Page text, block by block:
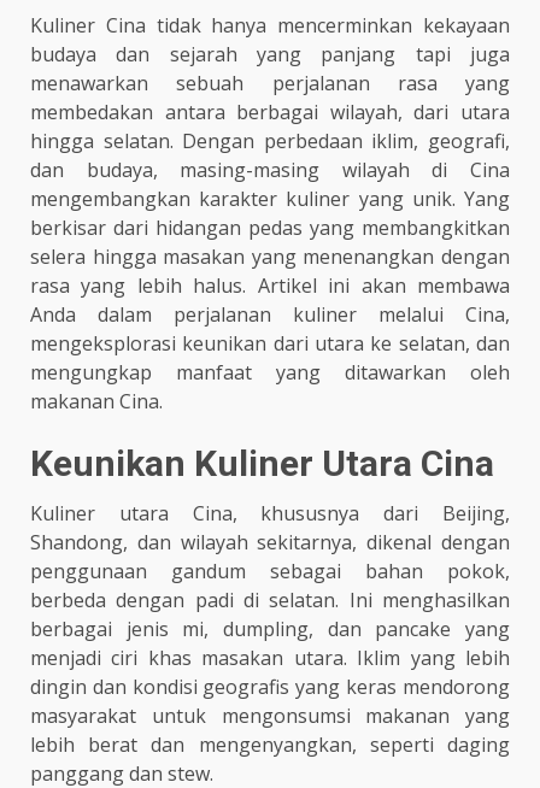
Kuliner Cina tidak hanya mencerminkan kekayaan
budaya dan sejarah yang panjang tapi juga
menawarkan sebuah perjalanan rasa yang
membedakan antara berbagai wilayah, dari utara
hingga selatan. Dengan perbedaan iklim, geografi,
dan budaya, masing-masing wilayah di Cina
mengembangkan karakter kuliner yang unik. Yang
berkisar dari hidangan pedas yang membangkitkan
selera hingga masakan yang menenangkan dengan
rasa yang lebih halus. Artikel ini akan membawa
Anda dalam perjalanan kuliner melalui Cina,
mengeksplorasi keunikan dari utara ke selatan, dan
mengungkap manfaat yang ditawarkan oleh
makanan Cina.
Keunikan Kuliner Utara Cina
Kuliner utara Cina, khususnya dari Beijing,
Shandong, dan wilayah sekitarnya, dikenal dengan
penggunaan gandum sebagai bahan pokok,
berbeda dengan padi di selatan. Ini menghasilkan
berbagai jenis mi, dumpling, dan pancake yang
menjadi ciri khas masakan utara. Iklim yang lebih
dingin dan kondisi geografis yang keras mendorong
masyarakat untuk mengonsumsi makanan yang
lebih berat dan mengenyangkan, seperti daging
panggang dan stew.